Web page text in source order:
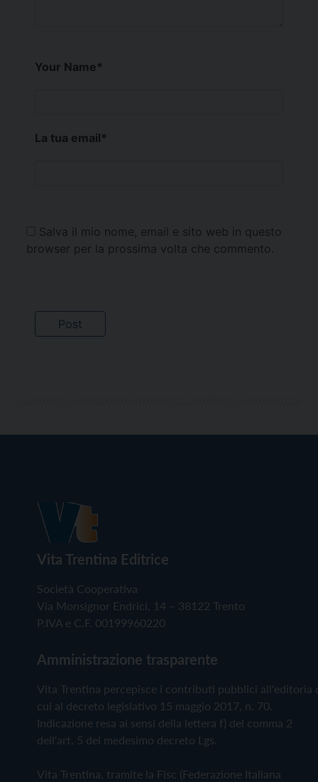
Your Name*
La tua email*
Salva il mio nome, email e sito web in questo
browser per la prossima volta che commento.
Vita Trentina Editrice
Società Cooperativa
Via Monsignor Endrici, 14 – 38122 Trento
P.IVA e C.F. 00199960220
Amministrazione trasparente
Vita Trentina percepisce i contributi pubblici all'editoria
cui al decreto legislativo 15 maggio 2017, n. 70.
Indicazione resa ai sensi della lettera f) del comma 2
dell'art. 5 del medesimo decreto Lgs.
Vita Trentina, tramite la Fisc (Federazione Italiana